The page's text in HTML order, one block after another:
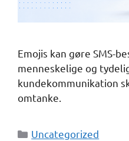
Emojis kan gøre SMS-
menneskelige og
kundekommunikation
omtanke.
Kategorier
Uncategorized